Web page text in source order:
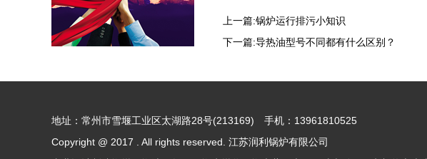
上一篇:锅炉运行排污小知识
下一篇:导热油型号不同都有什么区别？
地址：常州市雪堰工业区太湖路28号(213169) 手机：13961810525
Copyright @ 2017 . All rights reserved. 江苏润利锅炉有限公司